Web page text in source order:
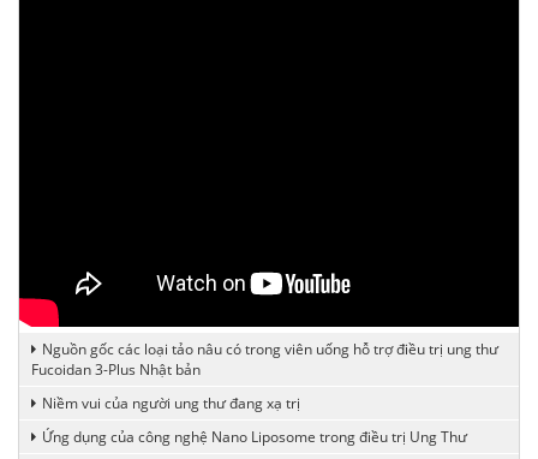
Nguồn gốc các loại tảo nâu có trong viên uống hỗ trợ điều trị ung thư
Fucoidan 3-Plus Nhật bản
Niềm vui của người ung thư đang xạ trị
Ứng dụng của công nghệ Nano Liposome trong điều trị Ung Thư